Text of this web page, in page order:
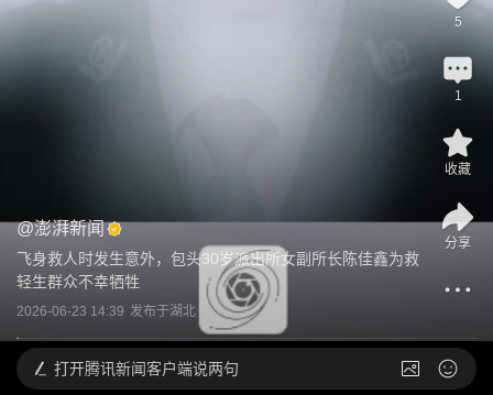
@澎湃新闻
飞身救人时发生意外，包头30岁派出所女副所长陈佳鑫为救
轻生群众不幸牺牲
2026-06-23 14:39 发布于湖北
5
1
收藏
分享
打开腾讯新闻客户端说两句